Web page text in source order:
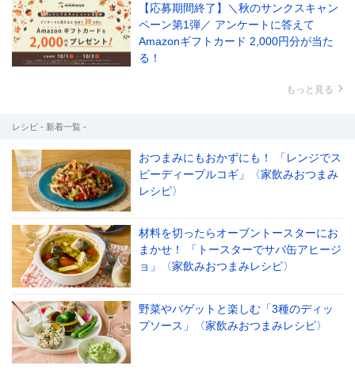
【応募期間終了】＼秋のサンクスキャン
ペーン第1弾／ アンケートに答えて
Amazonギフトカード 2,000円分が当た
る！
もっと見る
レシピ - 新着一覧 -
おつまみにもおかずにも！ 「レンジでス
ピーディープルコギ」〈家飲みおつまみ
レシピ〉
材料を切ったらオーブントースターにお
まかせ！ 「トースターでサバ缶アヒージ
ョ」〈家飲みおつまみレシピ〉
野菜やバゲットと楽しむ「3種のディッ
プソース」〈家飲みおつまみレシピ〉